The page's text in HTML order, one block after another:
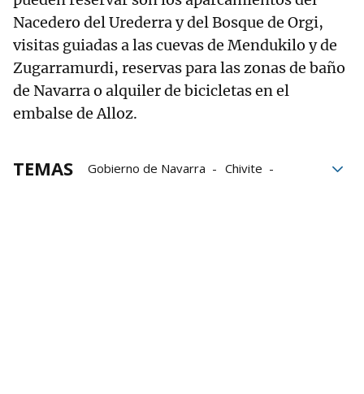
Nacedero del Urederra y del Bosque de Orgi,
visitas guiadas a las cuevas de Mendukilo y de
Zugarramurdi, reservas para las zonas de baño
de Navarra o alquiler de bicicletas en el
embalse de Alloz.
TEMAS Gobierno de Navarra
Chivite